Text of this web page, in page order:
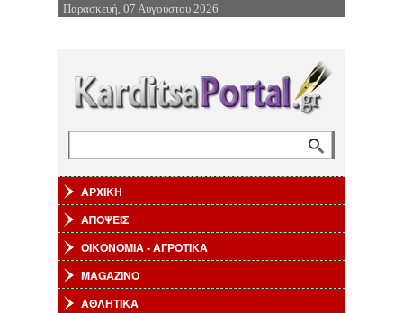
Επιστροφή στην Πλοήγηση
Παρασκευή, 07 Αυγούστου 2026
ΑΡΧΙΚΗ
ΑΠΟΨΕΙΣ
ΟΙΚΟΝΟΜΙΑ - ΑΓΡΟΤΙΚΑ
MAGAZINO
ΑΘΛΗΤΙΚΑ